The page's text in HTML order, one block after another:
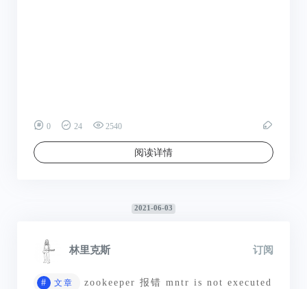
0 24 2540
阅读详情
2021-06-03
林里克斯 订阅
# 文章
zookeeper 报错 mntr is not executed